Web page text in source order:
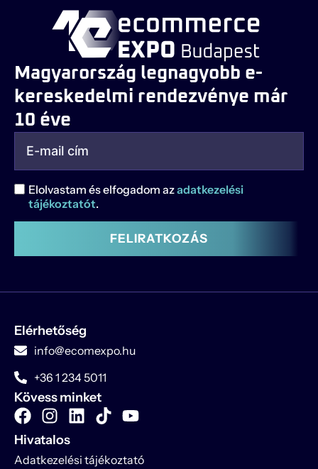
Magyarország legnagyobb e-
kereskedelmi rendezvénye már
10 éve
Elolvastam és elfogadom azadatkezelési
tájékoztatót.
FELIRATKOZÁS
Elérhetőség
info@ecomexpo.hu
+36 1 234 5011
Kövess minket
Hivatalos
Adatkezelési tájékoztató